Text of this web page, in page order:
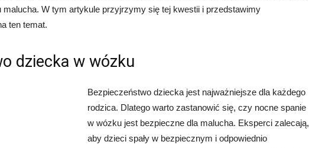
malucha. W tym artykule przyjrzymy się tej kwestii i przedstawimy
ten temat.
dziecka w wózku
Bezpieczeństwo dziecka jest najważniejsze dla każdego
rodzica. Dlatego warto zastanowić się, czy nocne spanie
w wózku jest bezpieczne dla malucha. Eksperci zalecają,
aby dzieci spały w bezpiecznym i odpowiednio